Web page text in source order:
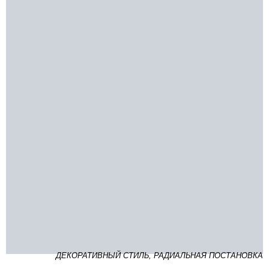
ДЕКОРАТИВНЫЙ СТИЛЬ, РАДИАЛЬНАЯ ПОСТАНОВКА